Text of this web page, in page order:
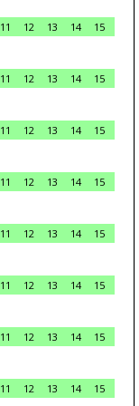
11 12 13 14
15
11 12 13 14
15
11 12 13 14
15
11 12 13 14
15
11 12 13 14
15
11 12 13 14
15
11 12 13 14
15
11 12 13 14
15